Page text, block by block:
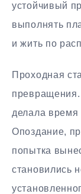
устойчивый
выполнять
и жить по
Проходная
делала
Опоздание,
попытка
становились